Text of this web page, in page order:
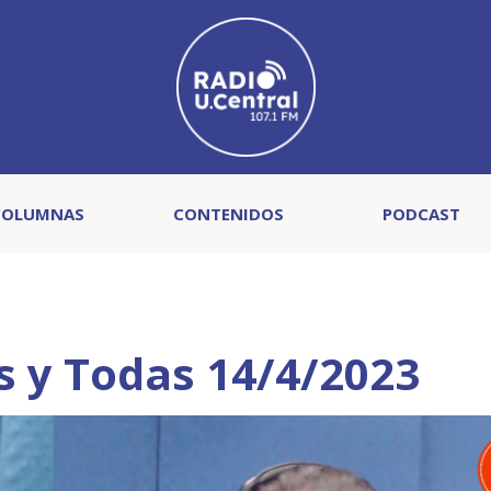
CONTENIDOS PODCAST
y Todas 14/4/2023